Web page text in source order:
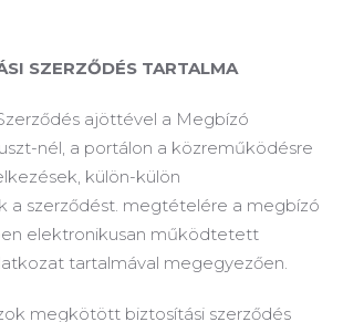
SZERZŐDÉS TARTALMA
ajöttével a Megbízó
nél, a portálon a közreműködésre
külön-külön
a szerződést. megtételére a megbízó
elektronikusan működtetett
tartalmával megegyezően.
megkötött biztosítási szerződés